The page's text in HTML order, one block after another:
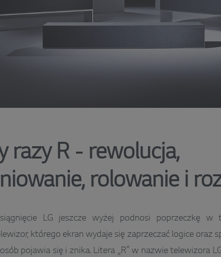
razy R - rewolucja,
rolowanie i
LG jeszcze wyżej podnosi poprzeczkę w
którego ekran wydaje się zaprzeczać logice oraz
pojawia się i znika. Litera „R” w nazwie telewizora